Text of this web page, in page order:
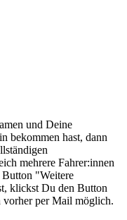
und Deine
bekommen hast, dann
mehrere Fahrer:innen
Button "Weitere
klickst Du den Button
per Mail möglich.